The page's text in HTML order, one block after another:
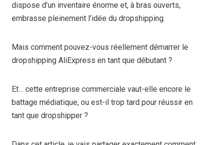
dispose d’un inventaire énorme et, à bras ouverts,
embrasse pleinement l’idée du dropshipping.
Mais comment pouvez-vous réellement démarrer le
dropshipping AliExpress en tant que débutant ?
Et… cette entreprise commerciale vaut-elle encore le
battage médiatique, ou est-il trop tard pour réussir en
tant que dropshipper ?